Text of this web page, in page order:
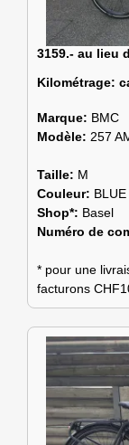
3159.- au lieu
Kilométrage:
Marque: BMC
Modèle: 257
Taille: M
Couleur: BLUE
Shop*: Basel
Numéro de
* pour une
facturons